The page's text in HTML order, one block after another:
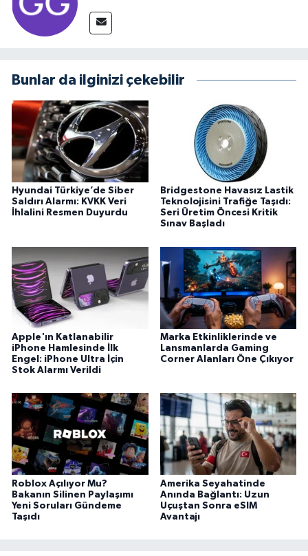
Bunlar da ilginizi çekebilir
Hyundai Türkiye’de Siber
Saldırı Alarmı: KVKK Veri
İhlalini Resmen Duyurdu
Bridgestone Havasız Lastik
Teknolojisini Trafiğe Taşıdı:
Seri Üretim Öncesi Kritik
Sınav Başladı
Apple'ın Katlanabilir
iPhone Hamlesinde İlk
Engel: iPhone Ultra İçin
Stok Alarmı Verildi
Marka Etkinliklerinde ve
Lansmanlarda Gaming
Corner Alanları Öne Çıkıyor
Roblox Açılıyor Mu?
Bakanın Silinen Paylaşımı
Yeni Soruları Gündeme
Taşıdı
Amerika Seyahatinde
Anında Bağlantı: Uzun
Uçuştan Sonra eSIM
Avantajı